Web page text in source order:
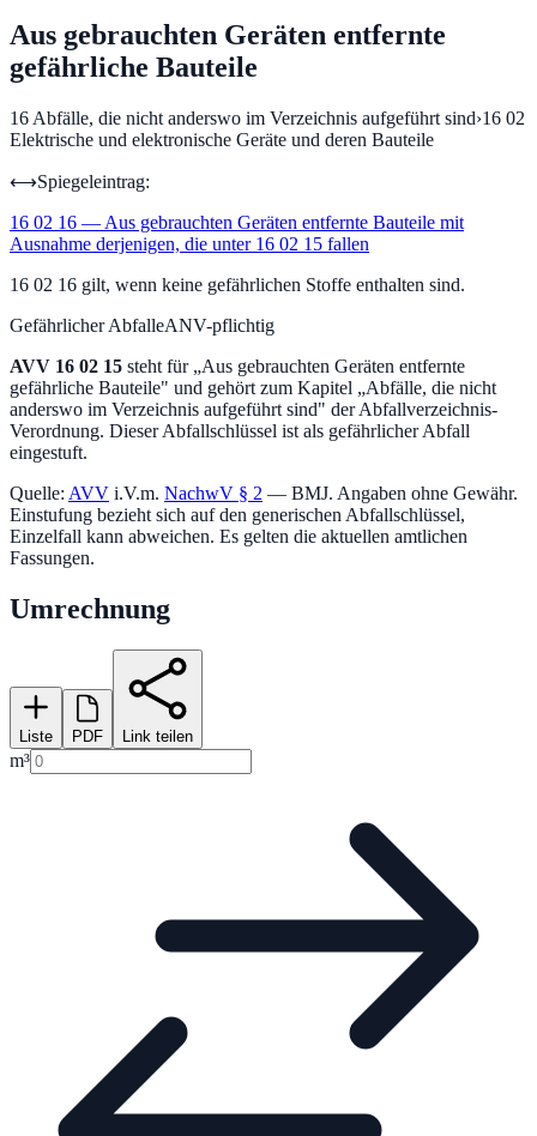
Aus gebrauchten Geräten entfernte
gefährliche Bauteile
16 Abfälle, die nicht anderswo im Verzeichnis aufgeführt sind›16 02
Elektrische und elektronische Geräte und deren Bauteile
⟷Spiegeleintrag:
16 02 16 — Aus gebrauchten Geräten entfernte Bauteile mit
Ausnahme derjenigen, die unter 16 02 15 fallen
16 02 16 gilt, wenn keine gefährlichen Stoffe enthalten sind.
Gefährlicher AbfalleANV-pflichtig
AVV 16 02 15 steht für „Aus gebrauchten Geräten entfernte
gefährliche Bauteile" und gehört zum Kapitel „Abfälle, die nicht
anderswo im Verzeichnis aufgeführt sind" der Abfallverzeichnis-
Verordnung. Dieser Abfallschlüssel ist als gefährlicher Abfall
eingestuft.
Quelle: AVV i.V.m. NachwV § 2 — BMJ. Angaben ohne Gewähr.
Einstufung bezieht sich auf den generischen Abfallschlüssel,
Einzelfall kann abweichen. Es gelten die aktuellen amtlichen
Fassungen.
Umrechnung
Liste PDF Link teilen
m³